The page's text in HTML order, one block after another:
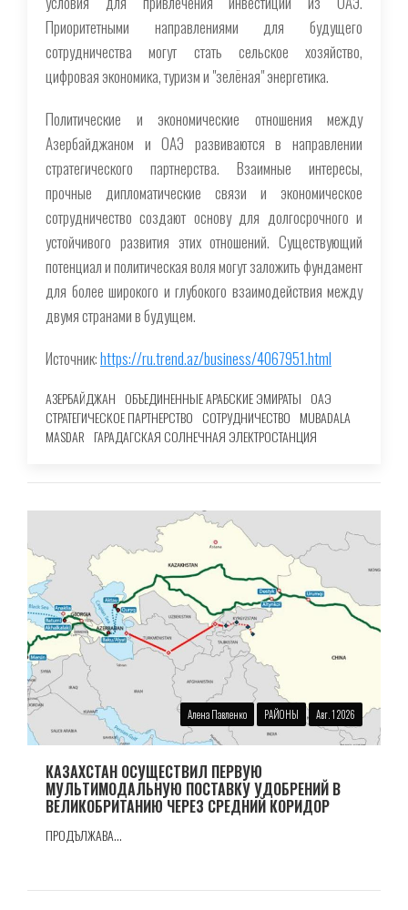
Приоритетными направлениями для будущего
сотрудничества могут стать сельское хозяйство,
цифровая экономика, туризм и "зелёная" энергетика.
Политические и экономические отношения между
Азербайджаном и ОАЭ развиваются в направлении
стратегического партнерства. Взаимные интересы,
прочные дипломатические связи и экономическое
сотрудничество создают основу для долгосрочного и
устойчивого развития этих отношений. Существующий
потенциал и политическая воля могут заложить фундамент
для более широкого и глубокого взаимодействия между
двумя странами в будущем.
Источник:https://ru.trend.az/business/4067951.html
АЗЕРБАЙДЖАН ОБЪЕДИНЕННЫЕ АРАБСКИЕ ЭМИРАТЫ ОАЭ
СТРАТЕГИЧЕСКОЕ ПАРТНЕРСТВО СОТРУДНИЧЕСТВО MUBADALA
MASDAR ГАРАДАГСКАЯ СОЛНЕЧНАЯ ЭЛЕКТРОСТАНЦИЯ
Алена Павленко РАЙОНЫ Авг. 1 2026
КАЗАХСТАН ОСУЩЕСТВИЛ ПЕРВУЮ
МУЛЬТИМОДАЛЬНУЮ ПОСТАВКУ УДОБРЕНИЙ В
ВЕЛИКОБРИТАНИЮ ЧЕРЕЗ СРЕДНИЙ КОРИДОР
ПРОДЪЛЖАВА...